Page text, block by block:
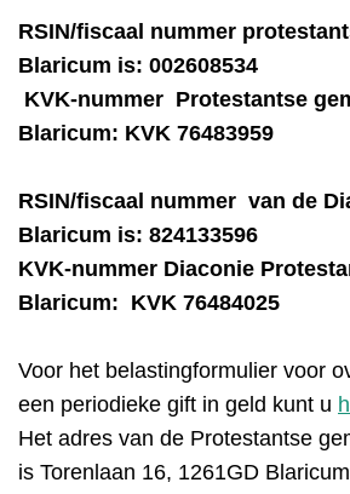
RSIN/fiscaal nummer
Blaricum is: 002608534
KVK-nummer Protestantse
Blaricum: KVK 76483959
RSIN/fiscaal nummer van de
Blaricum is: 824133596
KVK-nummer Diaconie
Blaricum: KVK 76484025
Voor het belastingformulier voor
een periodieke gift in geld kunt u
Het adres van de Protestantse
is Torenlaan 16, 1261GD Blaricum